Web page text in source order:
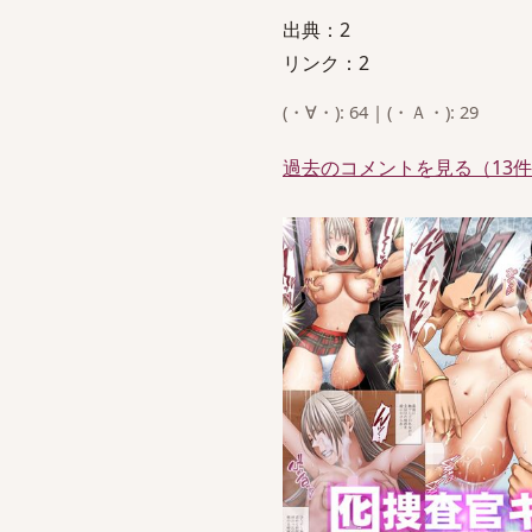
出典：2
リンク：2
(・∀・): 64 | (・Ａ・): 29
過去のコメントを見る（13